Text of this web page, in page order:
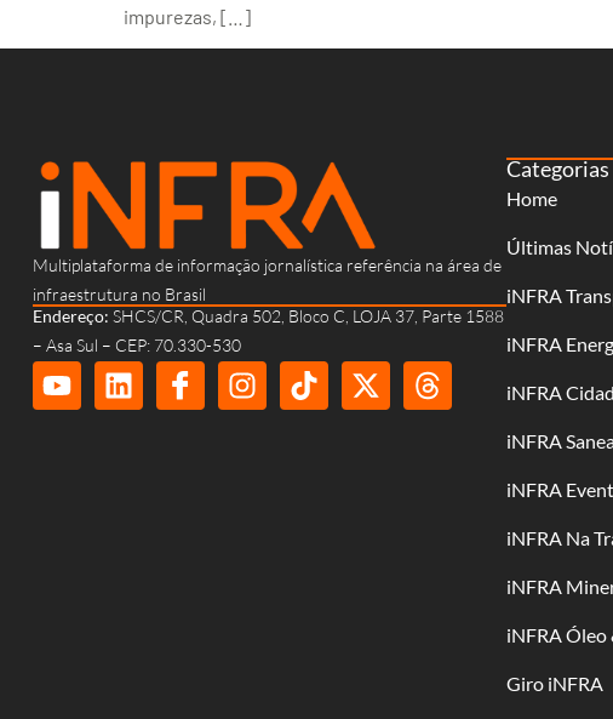
impurezas, […]
Multiplataforma de informação jornalística referência na área de
infraestrutura no Brasil
Endereço: SHCS/CR, Quadra 502, Bloco C, LOJA 37, Parte 1588
– Asa Sul – CEP: 70.330-530
Categorias
Home
Últimas
iNFRA
iNFRA
iNFRA
iNFRA
iNFRA
iNFRA Na
iNFRA
iNFRA Óleo
Giro iNFRA